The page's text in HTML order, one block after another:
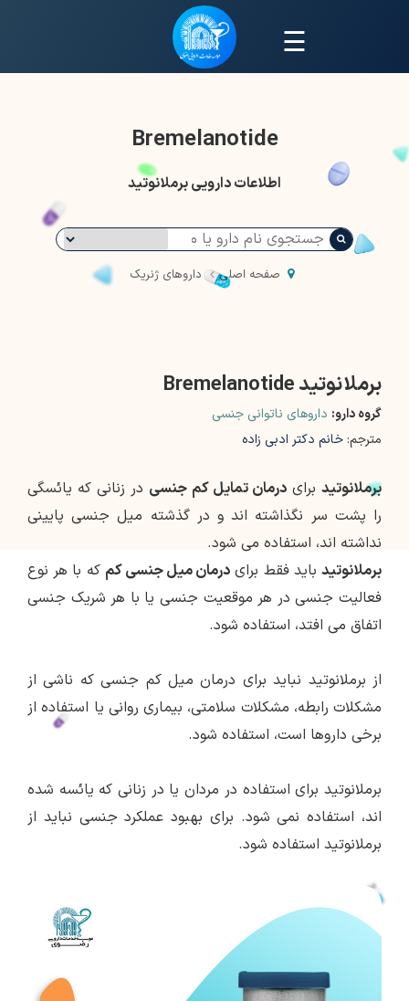
☰
Bremelanotide
اطلاعات دارویی برملانوتید
صفحه اصلی داروهای ژنریک
برملانوتید Bremelanotide
گروه دارو: داروهای ناتوانی جنسی
مترجم: خانم دکتر ادبی زاده
برملانوتیدبرایدرمان تمایل کم جنسی در زنانی که یائسگی
را پشت سر نگذاشته اند و در گذشته میل جنسی پایینی
نداشته اند، استفاده می شود.
برملانوتیدباید فقط برای درمان میل جنسی کم که با هر نوع
فعالیت جنسی در هر موقعیت جنسی یا با هر شریک جنسی
اتفاق می افتد، استفاده شود.
از برملانوتید نباید برای درمان میل کم جنسی که ناشی از
مشکلات رابطه، مشکلات سلامتی، بیماری روانی یا استفاده از
برخی داروها است، استفاده شود.
برملانوتید برای استفاده در مردان یا در زنانی که یائسه شده
اند، استفاده نمی شود. برای بهبود عملکرد جنسی نباید از
برملانوتید استفاده شود.